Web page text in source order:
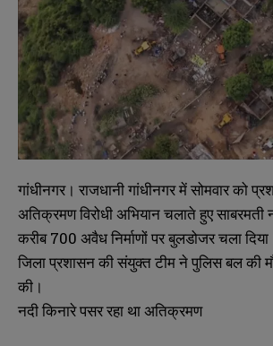
गांधीनगर। राजधानी गांधीनगर में सोमवार को
अतिक्रमण विरोधी अभियान चलाते हुए साबरमती
करीब 700 अवैध निर्माणों पर बुलडोजर चला
जिला प्रशासन की संयुक्त टीम ने पुलिस बल की
की।
नदी किनारे पसर रहा था अतिक्रमण